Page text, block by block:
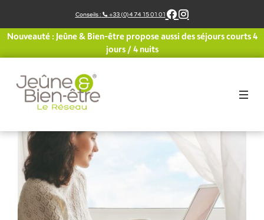
contenu
Conseils : +33 (0)4 74 15 01 01
Nouveauté : Jeûne & Bien-être propose aussi des séjours courts 4
jours / 4 nuits
Je réussis ma reprise !
Voir les recettes reprise